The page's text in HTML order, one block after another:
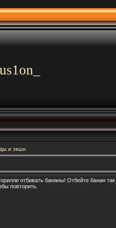
и экшн
отбивать бананы! Отбейте банан
повторить.